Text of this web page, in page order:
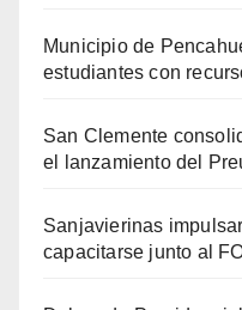
Municipio de
estudiantes con
San Clemente
el lanzamiento del
Sanjavierinas
capacitarse junto al